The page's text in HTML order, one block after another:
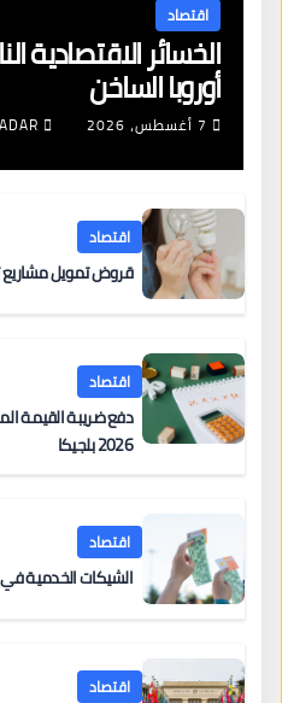
اقتصاد
الخسائر
أوروبا الساخن
7 أغسطس، 2026
اقتصاد
قروض تمويل مشاريع
اقتصاد
دفع ضريبة القيمة
2026 بلجيكا
اقتصاد
الشيكات الخدمية في
اقتصاد